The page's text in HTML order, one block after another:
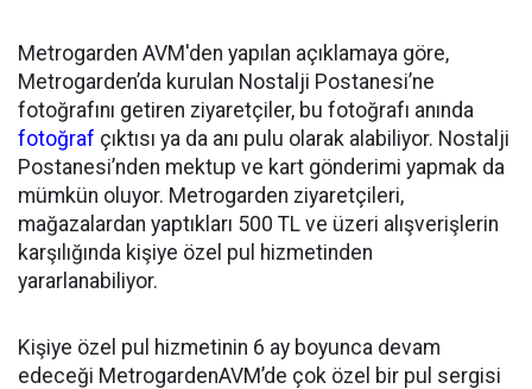
Metrogarden AVM'den yapılan açıklamaya göre,
Metrogarden’da kurulan Nostalji Postanesi’ne
fotoğrafını getiren ziyaretçiler, bu fotoğrafı anında
fotoğraf çıktısı ya da anı pulu olarak alabiliyor. Nostalji
Postanesi’nden mektup ve kart gönderimi yapmak da
mümkün oluyor. Metrogarden ziyaretçileri,
mağazalardan yaptıkları 500 TL ve üzeri alışverişlerin
karşılığında kişiye özel pul hizmetinden
yararlanabiliyor.
Kişiye özel pul hizmetinin 6 ay boyunca devam
edeceği MetrogardenAVM’de çok özel bir pul sergisi